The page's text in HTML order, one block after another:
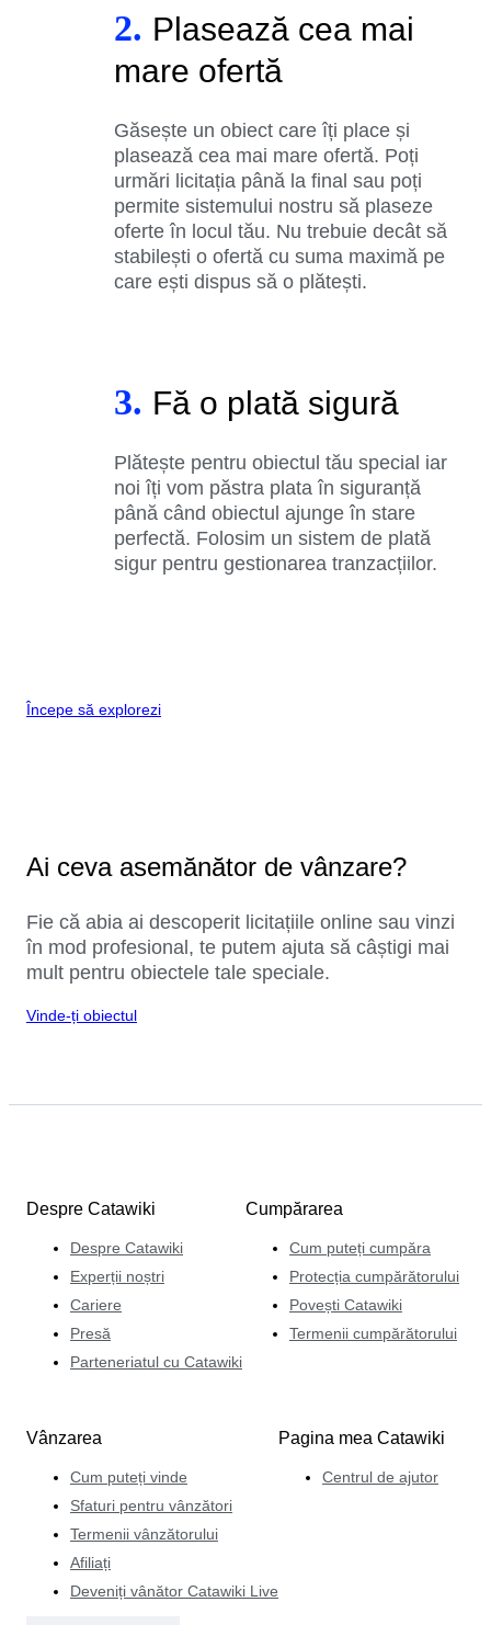
2. Plasează cea mai
mare ofertă
Găsește un obiect care îți place și
plasează cea mai mare ofertă. Poți
urmări licitația până la final sau poți
permite sistemului nostru să plaseze
oferte în locul tău. Nu trebuie decât să
stabilești o ofertă cu suma maximă pe
care ești dispus să o plătești.
3. Fă o plată sigură
Plătește pentru obiectul tău special iar
noi îți vom păstra plata în siguranță
până când obiectul ajunge în stare
perfectă. Folosim un sistem de plată
sigur pentru gestionarea tranzacțiilor.
Începe să explorezi
Ai ceva asemănător de vânzare?
Fie că abia ai descoperit licitațiile online sau vinzi
în mod profesional, te putem ajuta să câștigi mai
mult pentru obiectele tale speciale.
Vinde-ți obiectul
Despre Catawiki
Despre Catawiki
Experții noștri
Cariere
Presă
Parteneriatul cu Catawiki
Cumpărarea
Cum puteți cumpăra
Protecția cumpărătorului
Povești Catawiki
Termenii cumpărătorului
Vânzarea
Cum puteți vinde
Sfaturi pentru vânzători
Termenii vânzătorului
Afiliați
Deveniți vânător Catawiki Live
Pagina mea Catawiki
Centrul de ajutor